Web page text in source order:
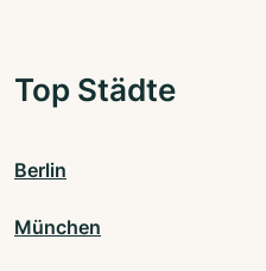
Top Städte
Berlin
München